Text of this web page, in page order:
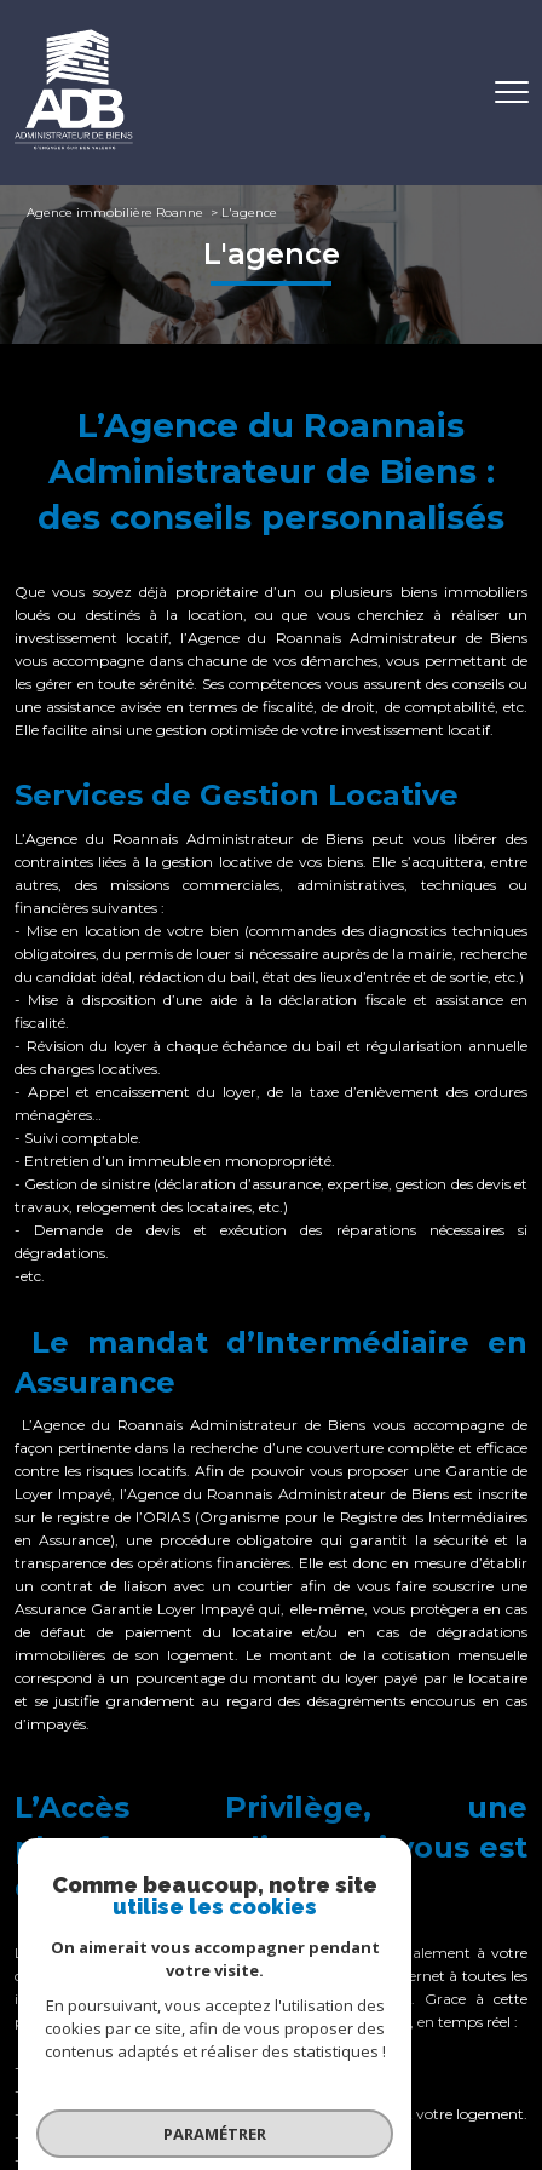
Agence immobilière Roanne L'agence
L'agence
L’Agence du Roannais
Administrateur de Biens :
des conseils personnalisés
Que vous soyez déjà propriétaire d’un ou plusieurs biens immobiliers
loués ou destinés à la location, ou que vous cherchiez à réaliser un
investissement locatif, l’Agence du Roannais Administrateur de Biens
vous accompagne dans chacune de vos démarches, vous permettant de
les gérer en toute sérénité. Ses compétences vous assurent des conseils ou
une assistance avisée en termes de fiscalité, de droit, de comptabilité, etc.
Elle facilite ainsi une gestion optimisée de votre investissement locatif.
Services de Gestion Locative
L’Agence du Roannais Administrateur de Biens peut vous libérer des
contraintes liées à la gestion locative de vos biens. Elle s’acquittera, entre
autres, des missions commerciales, administratives, techniques ou
financières suivantes :
- Mise en location de votre bien (commandes des diagnostics techniques
obligatoires, du permis de louer si nécessaire auprès de la mairie, recherche
du candidat idéal, rédaction du bail, état des lieux d’entrée et de sortie, etc.)
- Mise à disposition d’une aide à la déclaration fiscale et assistance en
fiscalité.
- Révision du loyer à chaque échéance du bail et régularisation annuelle
des charges locatives.
- Appel et encaissement du loyer, de la taxe d’enlèvement des ordures
ménagères…
- Suivi comptable.
- Entretien d’un immeuble en monopropriété.
- Gestion de sinistre (déclaration d’assurance, expertise, gestion des devis et
travaux, relogement des locataires, etc.)
- Demande de devis et exécution des réparations nécessaires si
dégradations.
-etc.
Le mandat d’Intermédiaire en
Assurance
L’Agence du Roannais Administrateur de Biens vous accompagne de
façon pertinente dans la recherche d’une couverture complète et efficace
contre les risques locatifs. Afin de pouvoir vous proposer une Garantie de
Loyer Impayé, l’Agence du Roannais Administrateur de Biens est inscrite
sur le registre de l’ORIAS (Organisme pour le Registre des Intermédiaires
en Assurance), une procédure obligatoire qui garantit la sécurité et la
transparence des opérations financières. Elle est donc en mesure d’établir
un contrat de liaison avec un courtier afin de vous faire souscrire une
Assurance Garantie Loyer Impayé qui, elle-même, vous protègera en cas
de défaut de paiement du locataire et/ou en cas de dégradations
immobilières de son logement. Le montant de la cotisation mensuelle
correspond à un pourcentage du montant du loyer payé par le locataire
et se justifie grandement au regard des désagréments encourus en cas
d’impayés.
L’Accès Privilège, une
plateforme en ligne qui vous est
dédiée !
L’Agence du Roannais Administrateur de Biens met également à votre
disposition un service vous permettant d’accéder par Internet à toutes les
informations concernant la gestion de votre compte. Grace à cette
plateforme accessible sur notre site internet vous pourrez, en temps réel :
- Consulter vos comptes rendus de gestion mensuels.
- Accéder à la position de votre compte.
- Disposer de tous les documents vous concernant vous et votre logement.
- Consulter les informations relatives à votre locataire.
- Etc….
Comme beaucoup, notre site
utilise les cookies
On aimerait vous accompagner pendant
votre visite.
En poursuivant, vous acceptez l'utilisation des
cookies par ce site, afin de vous proposer des
contenus adaptés et réaliser des statistiques !
PARAMÉTRER